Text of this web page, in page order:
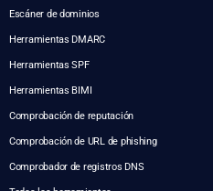
Escáner de dominios
Herramientas DMARC
Herramientas SPF
Herramientas BIMI
Comprobación de reputación
Comprobación de URL de phishing
Comprobador de registros DNS